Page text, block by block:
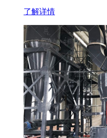
了解详情